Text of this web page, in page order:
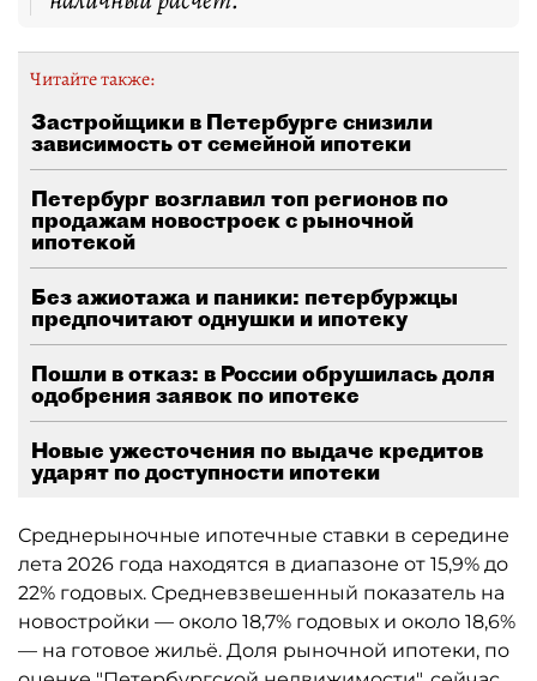
Читайте также:
Застройщики в Петербурге снизили
зависимость от семейной ипотеки
Петербург возглавил топ регионов по
продажам новостроек с рыночной
ипотекой
Без ажиотажа и паники: петербуржцы
предпочитают однушки и ипотеку
Пошли в отказ: в России обрушилась доля
одобрения заявок по ипотеке
Новые ужесточения по выдаче кредитов
ударят по доступности ипотеки
Среднерыночные ипотечные ставки в середине
лета 2026 года находятся в диапазоне от 15,9% до
22% годовых. Средневзвешенный показатель на
новостройки — около 18,7% годовых и около 18,6%
— на готовое жильё. Доля рыночной ипотеки, по